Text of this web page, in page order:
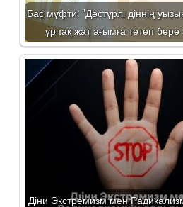
Бас мүфти: "Дәстүрлі діннің
ұрпақ жат ағымға төтеп
Діни Экстремизм мен